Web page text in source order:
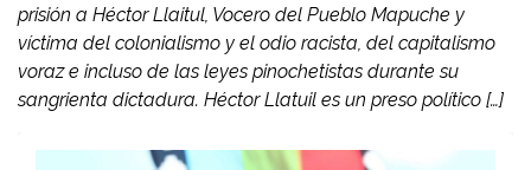
prisión a Héctor Llaitul, Vocero del Pueblo Mapuche y
víctima del colonialismo y el odio racista, del capitalismo
voraz e incluso de las leyes pinochetistas durante su
sangrienta dictadura. Héctor Llatuil es un preso político […]